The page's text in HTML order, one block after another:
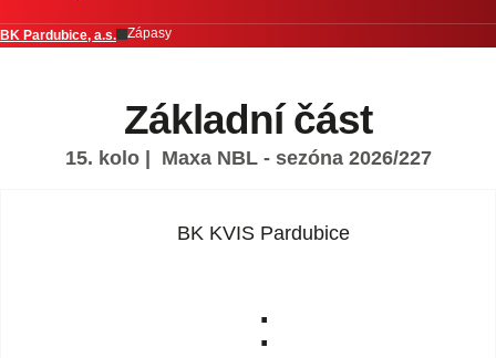
BK Pardubice, a.s. Zápasy
Základní část
15. kolo | Maxa NBL - sezóna 2026/227
BK KVIS Pardubice
: